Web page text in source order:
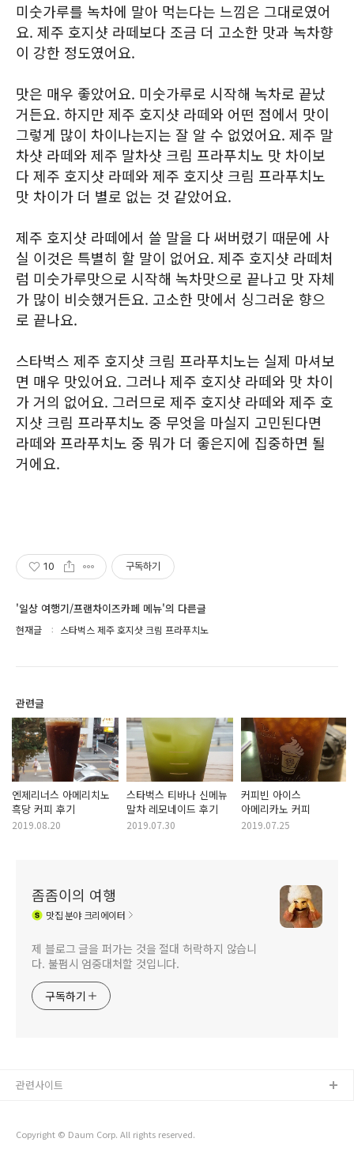
미숫가루를 녹차에 말아 먹는다는 느낌은 그대로였어
요. 제주 호지샷 라떼보다 조금 더 고소한 맛과 녹차향
이 강한 정도였어요.
맛은 매우 좋았어요. 미숫가루로 시작해 녹차로 끝났
거든요. 하지만 제주 호지샷 라떼와 어떤 점에서 맛이
그렇게 많이 차이나는지는 잘 알 수 없었어요. 제주 말
차샷 라떼와 제주 말차샷 크림 프라푸치노 맛 차이보
다 제주 호지샷 라떼와 제주 호지샷 크림 프라푸치노
맛 차이가 더 별로 없는 것 같았어요.
제주 호지샷 라떼에서 쓸 말을 다 써버렸기 때문에 사
실 이것은 특별히 할 말이 없어요. 제주 호지샷 라떼처
럼 미숫가루맛으로 시작해 녹차맛으로 끝나고 맛 자체
가 많이 비슷했거든요. 고소한 맛에서 싱그러운 향으
로 끝나요.
스타벅스 제주 호지샷 크림 프라푸치노는 실제 마셔보
면 매우 맛있어요. 그러나 제주 호지샷 라떼와 맛 차이
가 거의 없어요. 그러므로 제주 호지샷 라떼와 제주 호
지샷 크림 프라푸치노 중 무엇을 마실지 고민된다면
라떼와 프라푸치노 중 뭐가 더 좋은지에 집중하면 될
거에요.
10 구독하기
'일상 여행기/프랜차이즈카페 메뉴'의 다른글
현재글 스타벅스 제주 호지샷 크림 프라푸치노
관련글
엔제리너스 아메리치노
흑당 커피 후기
2019.08.20
스타벅스 티바나 신메뉴
말차 레모네이드 후기
2019.07.30
커피빈 아이스
아메리카노 커피
2019.07.25
좀좀이의 여행
맛집분야 크리에이터
제 블로그 글을 퍼가는 것을 절대 허락하지 않습니
다. 불펌시 엄중대처할 것입니다.
구독하기
Copyright © Daum Corp. All rights reserved.
관련사이트